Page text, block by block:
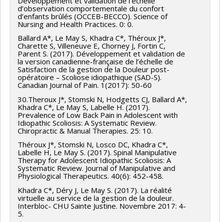
d’observation comportementale du confort
d’enfants brûlés (OCCEB-BECCO). Science of
Nursing and Health Practices. 0: 0.
Ballard A*, Le May S, Khadra C*, Théroux J*,
Charette S, Villeneuve E, Chorney J, Fortin C,
Parent S. (2017). Développement et validation de
la version canadienne-française de l’échelle de
Satisfaction de la gestion de la Douleur post-
opératoire – Scoliose idiopathique (SAD-S).
Canadian Journal of Pain. 1(2017): 50-60
30.Theroux J*, Stomski N, Hodgetts CJ, Ballard A*,
Khadra C*, Le May S, Labelle H. (2017).
Prevalence of Low Back Pain in Adolescent with
Idiopathic Scoliosis: A Systematic Review.
Chiropractic & Manual Therapies. 25: 10.
Théroux J*, Stomski N, Losco DC, Khadra C*,
Labelle H, Le May S. (2017). Spinal Manipulative
Therapy for Adolescent Idiopathic Scoliosis: A
Systematic Review. Journal of Manipulative and
Physiological Therapeutics. 40(6): 452-458.
Khadra C*, Déry J, Le May S. (2017). La réalité
virtuelle au service de la gestion de la douleur.
Interbloc- CHU Sainte Justine. Novembre 2017: 4-
5.